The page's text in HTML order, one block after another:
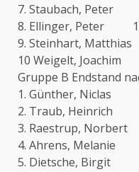
7. Staubach, Peter
8. Ellinger, Peter
9. Steinhart,
10 Weigelt,
Gruppe B Endstand
1. Günther, Niclas
2. Traub, Heinrich
3. Raestrup,
4. Ahrens, Melanie
5. Dietsche, Birgit